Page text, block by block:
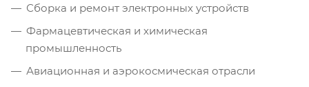
Сборка и ремонт электронных устройств
Фармацевтическая и химическая
промышленность
Авиационная и аэрокосмическая отрасли